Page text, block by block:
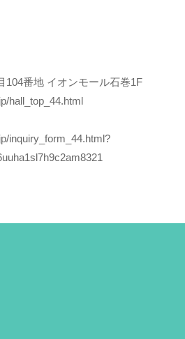
104番地 イオンモール石巻1F
hall_top_44.html
inquiry_form_44.html?